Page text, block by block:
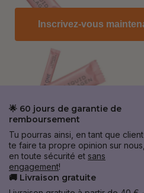
Inscrivez-vous
🌟 60 jours de garantie de
remboursement
Tu pourras ainsi, en tant que
te faire ta propre opinion sur nous,
en toute sécurité et sans
engagement!
🚚 Livraison gratuite